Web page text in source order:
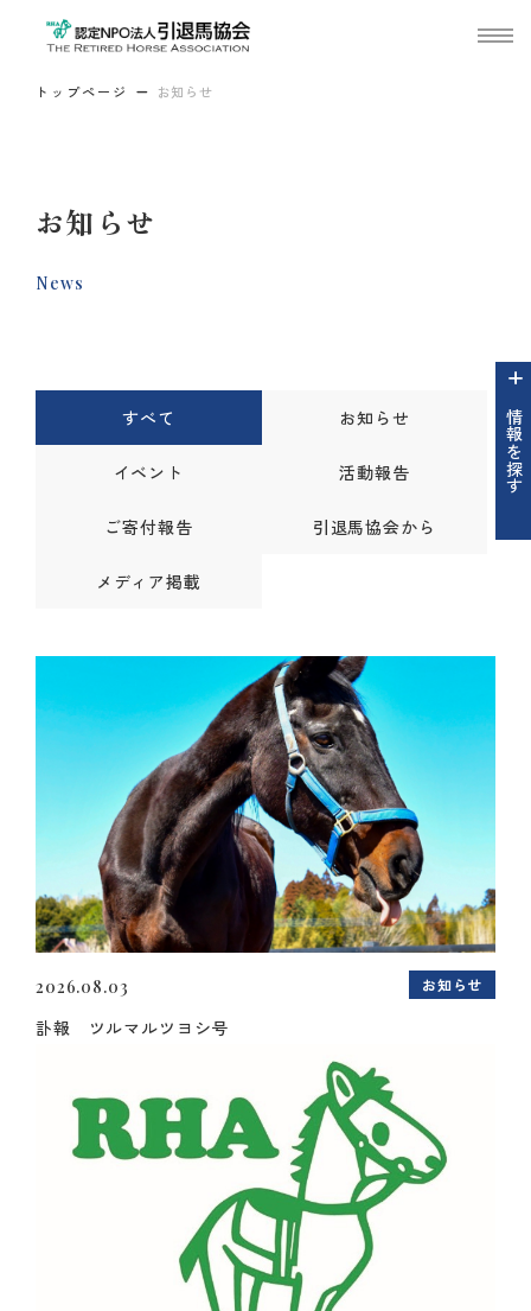
トップページ お知らせ
お知らせ
News
情報を探す
すべて お知らせ
イベント 活動報告
ご寄付報告 引退馬協会から
メディア掲載
2026.08.03 お知らせ
訃報 ツルマルツヨシ号